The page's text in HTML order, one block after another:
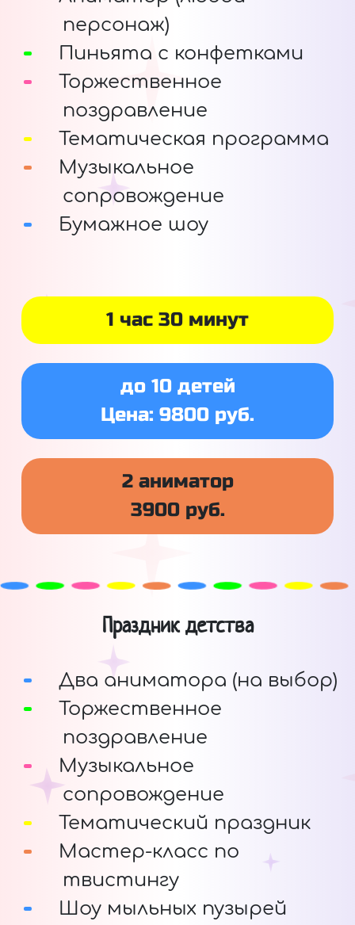
персонаж)
Пиньята с конфетками
Торжественное
поздравление
Тематическая программа
Музыкальное
сопровождение
Бумажное шоу
1 час 30 минут
до 10 детей
Цена: 9800 руб.
2 аниматор
3900 руб.
Праздник детства
Два аниматора (на выбор)
Торжественное
поздравление
Музыкальное
сопровождение
Тематический праздник
Мастер-класс по
твистингу
Шоу мыльных пузырей